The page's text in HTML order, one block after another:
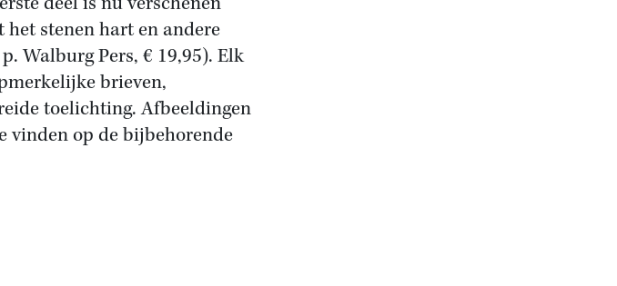
stenen hart en andere
Walburg Pers, € 19,95). Elk
brieven,
toelichting. Afbeeldingen
vinden op de bijbehorende